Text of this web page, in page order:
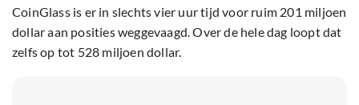
CoinGlass is er in slechts vier uur tijd voor ruim 201 miljoen
dollar aan posities weggevaagd. Over de hele dag loopt dat
zelfs op tot 528 miljoen dollar.